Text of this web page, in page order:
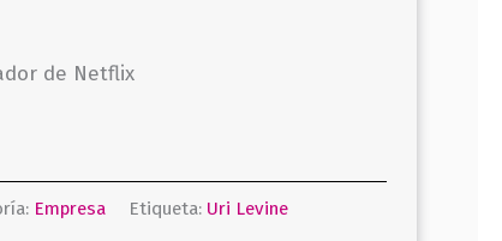
de Netflix
Empresa Etiqueta: Uri Levine